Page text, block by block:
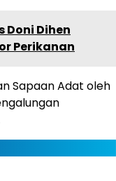
Doni Dihen
Perikanan
Sapaan Adat oleh